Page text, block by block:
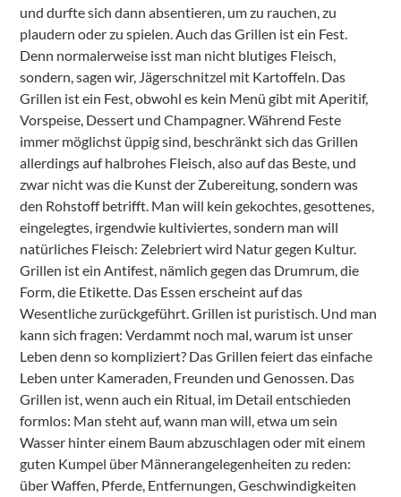
und durfte sich dann absentieren, um zu rauchen, zu
plaudern oder zu spielen. Auch das Grillen ist ein Fest.
Denn normalerweise isst man nicht blutiges Fleisch,
sondern, sagen wir, Jägerschnitzel mit Kartoffeln. Das
Grillen ist ein Fest, obwohl es kein Menü gibt mit Aperitif,
Vorspeise, Dessert und Champagner. Während Feste
immer möglichst üppig sind, beschränkt sich das Grillen
allerdings auf halbrohes Fleisch, also auf das Beste, und
zwar nicht was die Kunst der Zubereitung, sondern was
den Rohstoff betrifft. Man will kein gekochtes, gesottenes,
eingelegtes, irgendwie kultiviertes, sondern man will
natürliches Fleisch: Zelebriert wird Natur gegen Kultur.
Grillen ist ein Antifest, nämlich gegen das Drumrum, die
Form, die Etikette. Das Essen erscheint auf das
Wesentliche zurückgeführt. Grillen ist puristisch. Und man
kann sich fragen: Verdammt noch mal, warum ist unser
Leben denn so kompliziert? Das Grillen feiert das einfache
Leben unter Kameraden, Freunden und Genossen. Das
Grillen ist, wenn auch ein Ritual, im Detail entschieden
formlos: Man steht auf, wann man will, etwa um sein
Wasser hinter einem Baum abzuschlagen oder mit einem
guten Kumpel über Männerangelegenheiten zu reden:
über Waffen, Pferde, Entfernungen, Geschwindigkeiten